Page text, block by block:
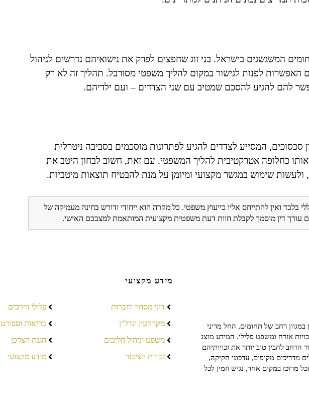
המשגשגים בישראל. בני זוג שחפצים לפרק את נישואיהם נדרשים לניהול
לפנות לגישור במקום להליך משפטי מסורבל. תהליך זה לא רק
להם להגיע להסכם שמטיב עם שני הצדדים – ועם ילדיהם.
סכסוכים, המסייע לצדדים להגיע לפתרונות מוסכמים בסביבה ניטרלית
אותו כחלופה אטרקטיבית להליך המשפטי. עם זאת, חשוב לבחון היטב את
שימוש במגשר מקצועי ומיומן על מנת להבטיח תוצאות מיטביות.
בלבד ואין להתייחס אליו כייעוץ משפטי. כל מקרה הוא ייחודי ודורש בחינה מעמיקה של
עורך דין מוסמך לקבלת חוות דעת משפטית מקצועית המותאמת למצבכם האישי.
רחב של תחומים, החל מדיני
אזרח ומשפט פלילי. המידע מוצג
להבין טוב יותר את זכויותיהם
מדריכים מקיפים, עדכוני חקיקה,
מרוכז במקום אחד, נגיש וזמין לכל
מידע מקצועי
דיני מסחר וחברות
מקרקעין ונדל"ן
משפט וניהול הליכים
זכויות הציבור
פלילי ודרכים
בריאות וספורט
הגנת הצרכן
מידע מקצועי